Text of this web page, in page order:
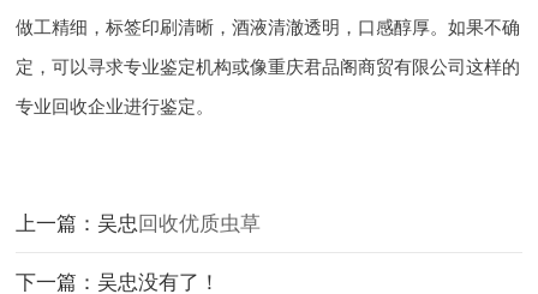
做工精细，标签印刷清晰，酒液清澈透明，口感醇厚。如果不确
定，可以寻求专业鉴定机构或像重庆君品阁商贸有限公司这样的
专业回收企业进行鉴定。
上一篇：吴忠回收优质虫草
下一篇：吴忠没有了！